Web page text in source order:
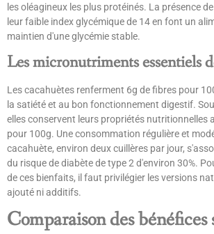
les oléagineux les plus protéinés. La présence
leur faible index glycémique de 14 en font un
maintien d'une glycémie stable.
Les micronutriments essentiels
Les cacahuètes renferment 6g de fibres pour
la satiété et au bon fonctionnement digestif.
elles conservent leurs propriétés nutritionnelles
pour 100g. Une consommation régulière et
cacahuète, environ deux cuillères par jour,
du risque de diabète de type 2 d'environ 30%.
de ces bienfaits, il faut privilégier les versions
ajouté ni additifs.
Comparaison des bénéfices